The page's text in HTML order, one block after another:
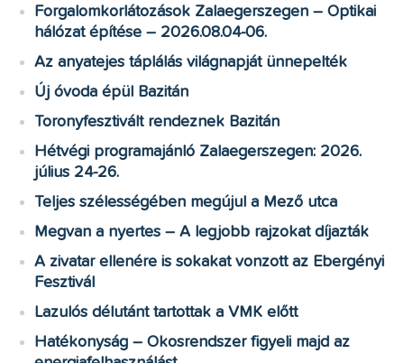
Forgalomkorlátozások Zalaegerszegen – Optikai
hálózat építése – 2026.08.04-06.
Az anyatejes táplálás világnapját ünnepelték
Új óvoda épül Bazitán
Toronyfesztivált rendeznek Bazitán
Hétvégi programajánló Zalaegerszegen: 2026.
július 24-26.
Teljes szélességében megújul a Mező utca
Megvan a nyertes – A legjobb rajzokat díjazták
A zivatar ellenére is sokakat vonzott az Ebergényi
Fesztivál
Lazulós délutánt tartottak a VMK előtt
Hatékonyság – Okosrendszer figyeli majd az